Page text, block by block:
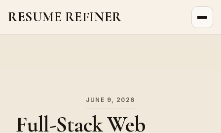
RESUME REFINER
JUNE 9, 2026
Full-Stack Web